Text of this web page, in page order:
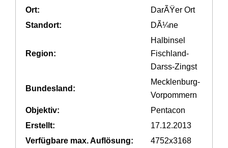
Ort:
DarÃŸer Ort
Standort:
DÃ¼ne
Region:
Halbinsel
Fischland-
Darss-Zingst
Bundesland:
Mecklenburg-
Vorpommern
Objektiv:
Pentacon
Erstellt:
17.12.2013
Verfügbare max. Auflösung:
4752x3168